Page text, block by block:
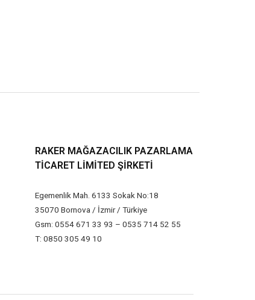
RAKER MAĞAZACILIK PAZARLAMA
TICARET LIMITED ŞIRKETI
Egemenlik Mah. 6133 Sokak No:18
35070 Bornova / İzmir / Türkiye
Gsm: 0554 671 33 93 – 0535 714 52 55
T: 0850 305 49 10